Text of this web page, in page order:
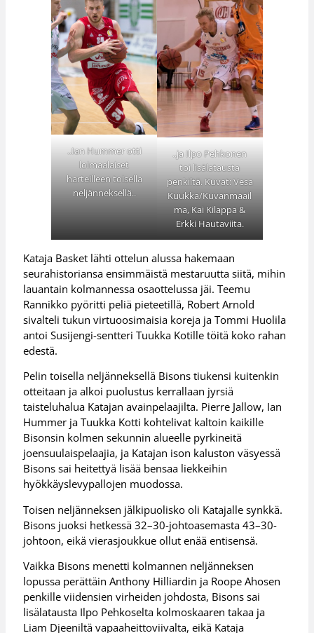
..Ian Hummer otti
loimaalaiset
harteilleen toisella
neljänneksellä..
..ja Ilpo Pehkonen
toi lisälatausta
penkiltä. Kuvat: Vesa
Kuukka/Kuvanmaail
ma, Kai Kilappa &
Erkki Hautaviita.
Kataja Basket lähti ottelun alussa hakemaan
seurahistoriansa ensimmäistä mestaruutta siitä, mihin
lauantain kolmannessa osaottelussa jäi. Teemu
Rannikko pyöritti peliä pieteetillä, Robert Arnold
sivalteli tukun virtuoosimaisia koreja ja Tommi Huolila
antoi Susijengi-sentteri Tuukka Kotille töitä koko rahan
edestä.
Pelin toisella neljänneksellä Bisons tiukensi kuitenkin
otteitaan ja alkoi puolustus kerrallaan jyrsiä
taisteluhalua Katajan avainpelaajilta. Pierre Jallow, Ian
Hummer ja Tuukka Kotti kohtelivat kaltoin kaikille
Bisonsin kolmen sekunnin alueelle pyrkineitä
joensuulaispelaajia, ja Katajan ison kaluston väsyessä
Bisons sai heitettyä lisää bensaa liekkeihin
hyökkäyslevypallojen muodossa.
Toisen neljänneksen jälkipuolisko oli Katajalle synkkä.
Bisons juoksi hetkessä 32–30-johtoasemasta 43–30-
johtoon, eikä vierasjoukkue ollut enää entisensä.
Vaikka Bisons menetti kolmannen neljänneksen
lopussa perättäin Anthony Hilliardin ja Roope Ahosen
penkille viidensien virheiden johdosta, Bisons sai
lisälatausta Ilpo Pehkoselta kolmoskaaren takaa ja
Liam Djeeniltä vapaaheittoviivalta, eikä Kataja